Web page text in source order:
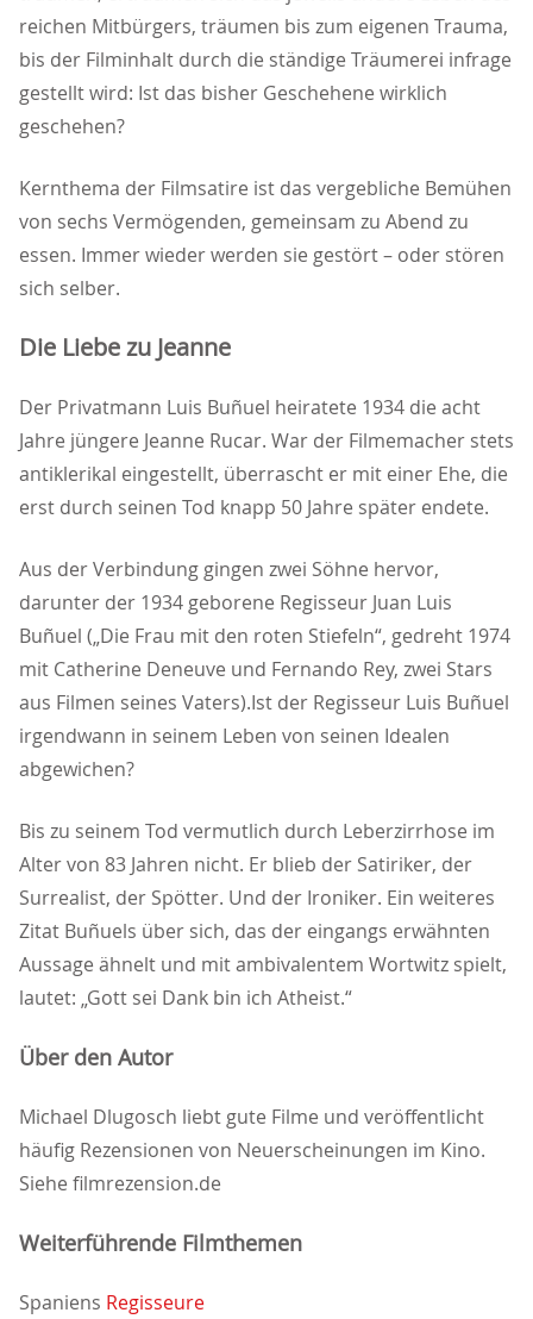
reichen Mitbürgers, träumen bis zum eigenen Trauma,
bis der Filminhalt durch die ständige Träumerei infrage
gestellt wird: Ist das bisher Geschehene wirklich
geschehen?
Kernthema der Filmsatire ist das vergebliche Bemühen
von sechs Vermögenden, gemeinsam zu Abend zu
essen. Immer wieder werden sie gestört – oder stören
sich selber.
Die Liebe zu Jeanne
Der Privatmann Luis Buñuel heiratete 1934 die acht
Jahre jüngere Jeanne Rucar. War der Filmemacher stets
antiklerikal eingestellt, überrascht er mit einer Ehe, die
erst durch seinen Tod knapp 50 Jahre später endete.
Aus der Verbindung gingen zwei Söhne hervor,
darunter der 1934 geborene Regisseur Juan Luis
Buñuel („Die Frau mit den roten Stiefeln“, gedreht 1974
mit Catherine Deneuve und Fernando Rey, zwei Stars
aus Filmen seines Vaters).Ist der Regisseur Luis Buñuel
irgendwann in seinem Leben von seinen Idealen
abgewichen?
Bis zu seinem Tod vermutlich durch Leberzirrhose im
Alter von 83 Jahren nicht. Er blieb der Satiriker, der
Surrealist, der Spötter. Und der Ironiker. Ein weiteres
Zitat Buñuels über sich, das der eingangs erwähnten
Aussage ähnelt und mit ambivalentem Wortwitz spielt,
lautet: „Gott sei Dank bin ich Atheist.“
Über den Autor
Michael Dlugosch liebt gute Filme und veröffentlicht
häufig Rezensionen von Neuerscheinungen im Kino.
Siehe filmrezension.de
Weiterführende Filmthemen
Spaniens Regisseure